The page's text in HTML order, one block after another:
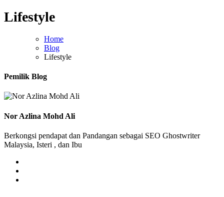
Lifestyle
Home
Blog
Lifestyle
Pemilik Blog
Nor Azlina Mohd Ali
Berkongsi pendapat dan Pandangan sebagai SEO Ghostwriter
Malaysia, Isteri , dan Ibu